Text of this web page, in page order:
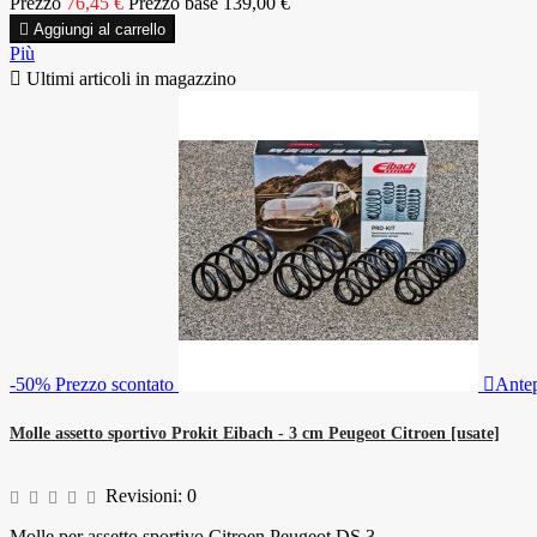
 Aggiungi al carrello
Più
 Ultimi articoli in magazzino
-50% Prezzo scontato 
Molle assetto sportivo Prokit Eibach - 3 cm Peugeot Citroen [usate]
Revisioni: 0